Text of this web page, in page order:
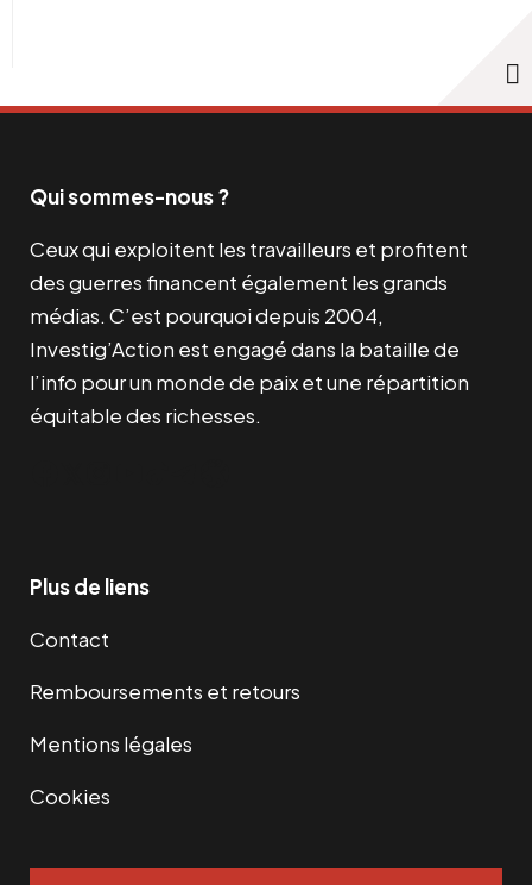
Qui sommes-nous ?
Ceux qui exploitent les travailleurs et profitent
des guerres financent également les grands
médias. C’est pourquoi depuis 2004,
Investig’Action est engagé dans la bataille de
l’info pour un monde de paix et une répartition
équitable des richesses.
Plus de liens
Contact
Remboursements et retours
Mentions légales
Cookies